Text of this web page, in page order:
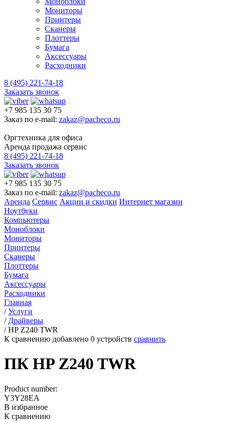
Мониторы
Принтеры
Сканеры
Плоттеры
Бумага
Аксессуары
Расходники
8 (495) 221-74-18
Заказать звонок
+7 985 135 30 75
Заказ по e-mail: zakaz@pacheco.ru
Оргтехника для офиса
Аренда продажа сервис
8 (495) 221-74-18
Заказать звонок
+7 985 135 30 75
Заказ по e-mail: zakaz@pacheco.ru
Аренда Сервис Акции и скидки Интернет магазин
Ноутбуки
Компьютеры
Моноблоки
Мониторы
Принтеры
Сканеры
Плоттеры
Бумага
Аксессуары
Расходники
Главная
/Услуги
/ Драйверы
/HP Z240 TWR
К сравнению добавлено 0 устройств сравнить
ПК HP Z240 TWR
Product number:
Y3Y28EA
В избранное
К сравнению